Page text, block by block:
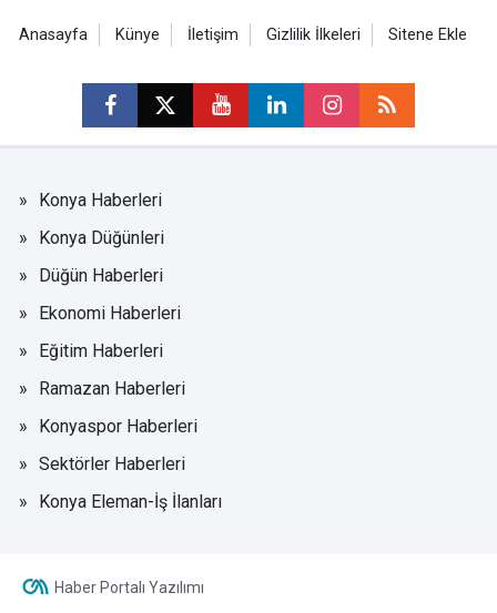
Anasayfa Künye İletişim Gizlilik İlkeleri Sitene Ekle
Konya Haberleri
Konya Düğünleri
Düğün Haberleri
Ekonomi Haberleri
Eğitim Haberleri
Ramazan Haberleri
Konyaspor Haberleri
Sektörler Haberleri
Konya Eleman-İş İlanları
Haber Portalı Yazılımı